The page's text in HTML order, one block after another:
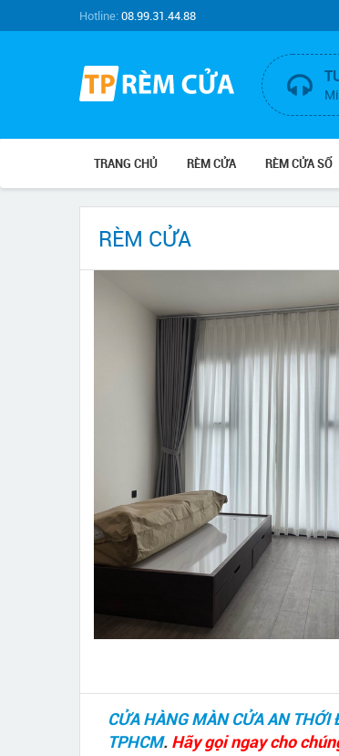
Hotline:08.99.31.44.88
TRANG CHỦ RÈM CỬA RÈM CỬA SỔ
RÈM CỬA
CỬA HÀNG MÀN CỬA AN
TPHCM. Hãy gọi ngay cho